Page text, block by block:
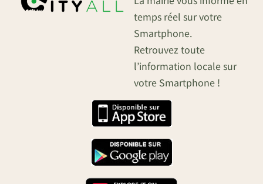
temps réel sur votre
Smartphone.
Retrouvez toute
l’information locale sur
votre Smartphone !